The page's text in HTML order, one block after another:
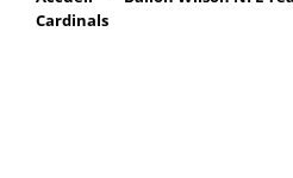
Cardinals